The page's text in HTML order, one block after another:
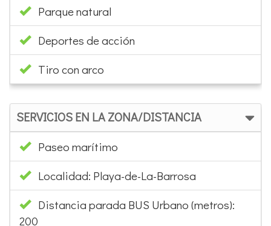
Parque natural
Deportes de acción
Tiro con arco
SERVICIOS EN LA ZONA/DISTANCIA
Paseo marítimo
Localidad: Playa-de-La-Barrosa
Distancia parada BUS Urbano (metros):
200